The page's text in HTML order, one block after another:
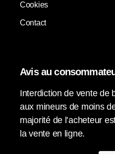
Cookies
Contact
Avis au
Interdiction de vente de
aux mineurs de moins
majorité de l’acheteur
la vente en ligne.